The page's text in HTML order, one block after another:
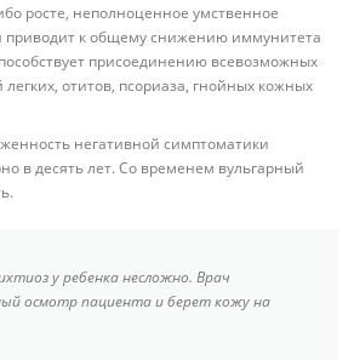
росте, неполноценное умственное
приводит к общему снижению иммунитета
присоединению всевозможных
легких, отитов, псориаза, гнойных кожных
негативной симптоматики
в десять лет. Со временем вульгарный
у ребенка несложно. Врач
осмотр пациента и берет кожу на